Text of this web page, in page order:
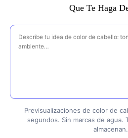
Que Te Haga
Ingrese su solicitud
Previsualizaciones de color de
segundos. Sin marcas de agua.
almacenan.